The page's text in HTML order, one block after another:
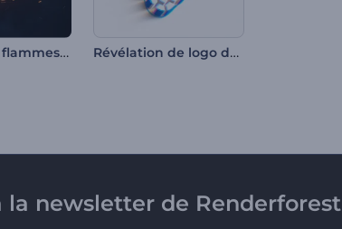
Intro sur les flammes et les particules Révélation de logo de Clean Forming
la newsletter de Renderforest